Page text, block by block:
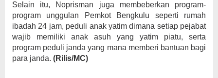
Selain itu, Noprisman juga membeberkan program-
program unggulan Pemkot Bengkulu seperti rumah
ibadah 24 jam, peduli anak yatim dimana setiap pejabat
wajib memiliki anak asuh yang yatim piatu, serta
program peduli janda yang mana memberi bantuan bagi
para janda. (Rilis/MC)